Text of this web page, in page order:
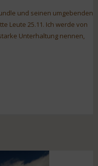
und seinen umgebenden
Leute 25.11. Ich werde von
Unterhaltung nennen,